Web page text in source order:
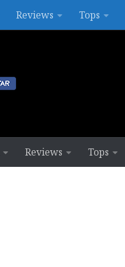
Reviews Tops
Reviews Tops